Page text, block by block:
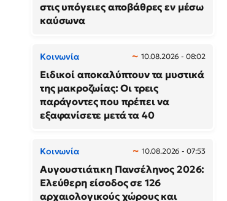
στις υπόγειες αποβάθρες εν μέσω
καύσωνα
Κοινωνία 10.08.2026 - 08:02
Ειδικοί αποκαλύπτουν τα μυστικά
της μακροζωίας: Οι τρεις
παράγοντες που πρέπει να
εξαφανίσετε μετά τα 40
Κοινωνία 10.08.2026 - 07:53
Αυγουστιάτικη Πανσέληνος 2026:
Ελεύθερη είσοδος σε 126
αρχαιολογικούς χώρους και